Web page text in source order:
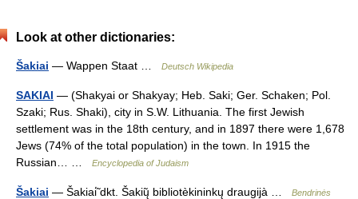
Look at other dictionaries:
Šakiai — Wappen Staat … Deutsch Wikipedia
SAKIAI — (Shakyai or Shakyay; Heb. Saki; Ger. Schaken; Pol.
Szaki; Rus. Shaki), city in S.W. Lithuania. The first Jewish
settlement was in the 18th century, and in 1897 there were 1,678
Jews (74% of the total population) in the town. In 1915 the
Russian… …
Encyclopedia of Judaism
Šakiai — Šakiai̇̃ dkt. Šakių̃ bibliotèkininkų draugijà …
Bendrinės